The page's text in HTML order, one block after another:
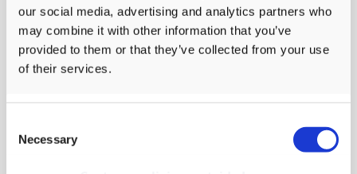
our social media, advertising and analytics partners who
may combine it with other information that you’ve
provided to them or that they’ve collected from your use
of their services.
Selection
Necessary